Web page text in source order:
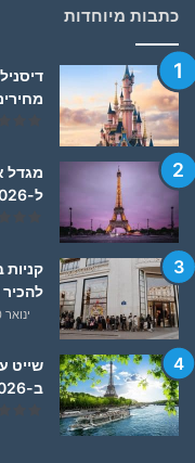
כתבות מיוחדות
מגדל
ל-2026
קניות
להכיר
ינואר 10, 2024
ב-2026